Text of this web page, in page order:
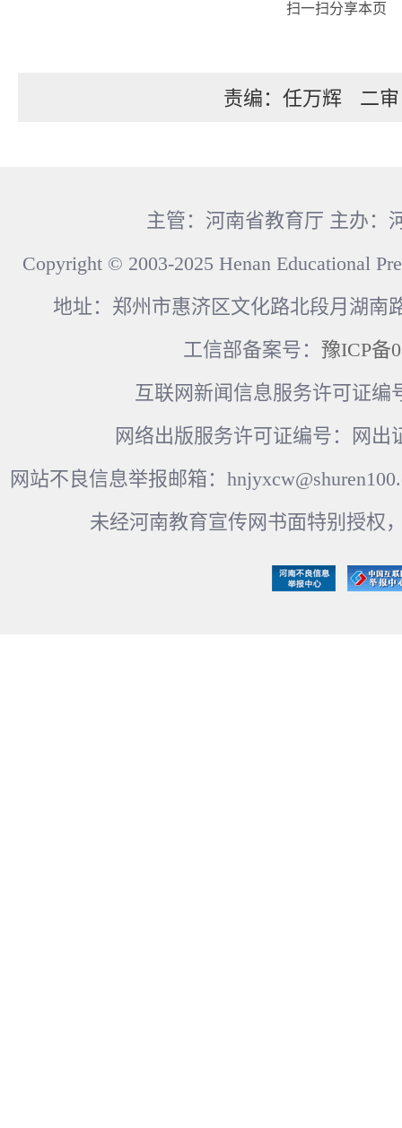
扫一扫分享本页
责编：任万辉 二
主管：河南省教育厅 主办：
Copyright © 2003-2025 Henan Educational
地址：郑州市惠济区文化路北段月湖南
工信部备案号： 豫ICP备
互联网新闻信息服务许可证编
网络出版服务许可证编号：网出
网站不良信息举报邮箱：
未经河南教育宣传网书面特别授权